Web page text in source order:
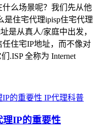
么场景呢？我们先从他
是住宅代理ipisp住宅代理
是从真人/家庭中出发，
住宅IP地址，而不像对
.ISP 全称为 Internet
IP代理科普
理IP的重要性